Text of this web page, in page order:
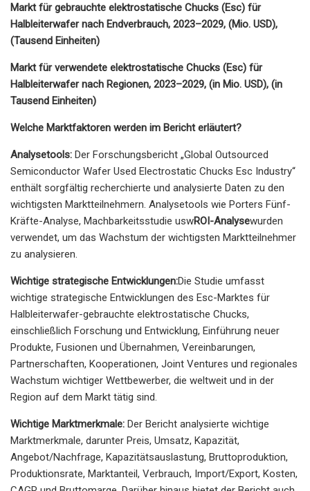
Markt für gebrauchte elektrostatische Chucks (Esc) für
Halbleiterwafer nach Endverbrauch, 2023–2029, (Mio. USD),
(Tausend Einheiten)
Markt für verwendete elektrostatische Chucks (Esc) für
Halbleiterwafer nach Regionen, 2023–2029, (in Mio. USD), (in
Tausend Einheiten)
Welche Marktfaktoren werden im Bericht erläutert?
Analysetools: Der Forschungsbericht „Global Outsourced
Semiconductor Wafer Used Electrostatic Chucks Esc Industry“
enthält sorgfältig recherchierte und analysierte Daten zu den
wichtigsten Marktteilnehmern. Analysetools wie Porters Fünf-
Kräfte-Analyse, Machbarkeitsstudie uswROI-Analysewurden
verwendet, um das Wachstum der wichtigsten Marktteilnehmer
zu analysieren.
Wichtige strategische Entwicklungen:Die Studie umfasst
wichtige strategische Entwicklungen des Esc-Marktes für
Halbleiterwafer-gebrauchte elektrostatische Chucks,
einschließlich Forschung und Entwicklung, Einführung neuer
Produkte, Fusionen und Übernahmen, Vereinbarungen,
Partnerschaften, Kooperationen, Joint Ventures und regionales
Wachstum wichtiger Wettbewerber, die weltweit und in der
Region auf dem Markt tätig sind.
Wichtige Marktmerkmale: Der Bericht analysierte wichtige
Marktmerkmale, darunter Preis, Umsatz, Kapazität,
Angebot/Nachfrage, Kapazitätsauslastung, Bruttoproduktion,
Produktionsrate, Marktanteil, Verbrauch, Import/Export, Kosten,